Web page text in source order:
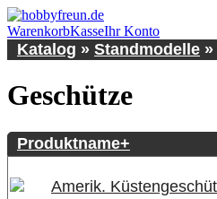
WarenkorbKasseIhr Konto
Katalog » Standmodelle »
Geschütze
Produktname+